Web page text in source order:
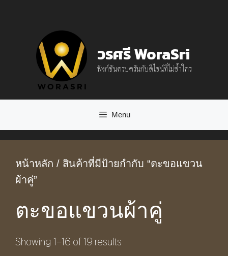
วรศรี WoraSri
ฟังก์ชันครบครันกับดีไซน์ที่ไม่ซ้ำใคร
Menu
หน้าหลัก / สินค้าที่มีป้ายกำกับ “ตะขอแขวน
ผ้าคู่”
ตะขอแขวนผ้าคู่
Showing 1–16 of 19 results